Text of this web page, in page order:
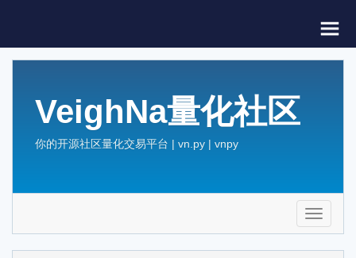
VeighNa量化社区
你的开源社区量化交易平台 | vn.py | vnpy
Toggle